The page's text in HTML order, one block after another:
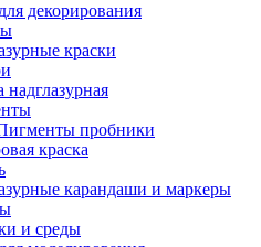
декорирования
краски
надглазурная
пробники
краска
карандаши и маркеры
и среды